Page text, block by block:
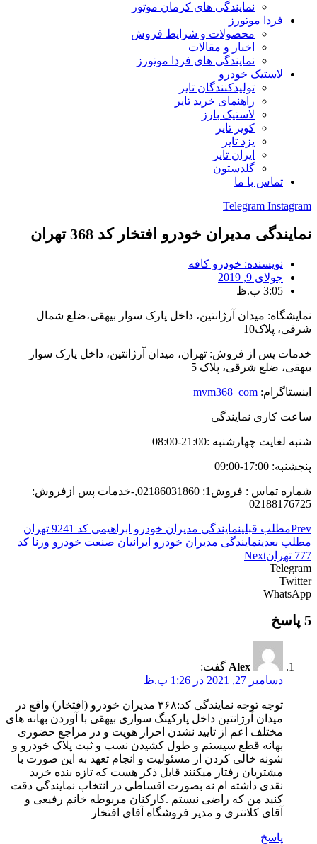
نمایندگی های کرمان موتور
فردا موتورز
محصولات و شرایط فروش
اخبار و مقالات
نمایندگی های فردا موتورز
لاستیک خودرو
تولیدکنندگان تایر
راهنمای خرید تایر
لاستیک بارز
کویر تایر
یزد تایر
ایران تایر
گلدستون
تماس با ما
Telegram Instagram
نمایندگی مدیران خودرو افتخار کد 368 تهران
نویسنده: خودرو کافه
جولای 9, 2019
3:05 ب.ظ
نمایشگاه: میدان آرژانتین، داخل پارک سوار بیهقی،ضلع شمال
شرقی، پلاک10
خدمات پس از فروش: تهران، میدان آرژانتین، داخل پارک سوار
بیهقی، ضلع شرقی، پلاک 5
اینستا‌گرام: mvm368_com
ساعت کاری نمایندگی
شنبه لغایت چهارشنبه :21:00-08:00
پنجشنبه: 17:00-09:00
شماره تماس : فروش1: 02186031860,-خدمات پس ازفروش:
02188176725
Prevمطلب قبلینمایندگی مدیران خودرو ابراهیمی کد 9241 تهران
مطلب بعدینمایندگی مدیران خودرو ایرانیان صنعت خودرو ورنا کد
777 تهران
Next
Telegram
Twitter
WhatsApp
5 پاسخ
Alex گفت:
دسامبر 27, 2021 در 1:26 ب.ظ
توجه توجه نمایندگی کد:۳۶۸ مدیران خودرو (افتخار) واقع در
میدان آرژانتین داخل پارکینگ سواری بیهقی با آوردن بهانه های
مختلف اعم از تایید نشدن احراز هویت و در مراجع حضوری
بهانه قطع سیستم و طول کشیدن نسب و ثبت پلاک خودرو و
شونه خالی کردن از مسئولیت و انجام تعهد به این صورت با
مشتریان رفتار میکنند قابل ذکر هست که تازه بنده خرید
نقدی داشته ام نه بصورت اقساطی در انتخاب نمایندگی دقت
کنید من که راضی نیستم .کارکنان مربوطه خانم رفیعی و
آقای کلانتری و مدیر فروشگاه آقای افتخار
پاسخ